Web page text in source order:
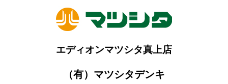
エディオンマツシタ真上店
（有）マツシタデンキ